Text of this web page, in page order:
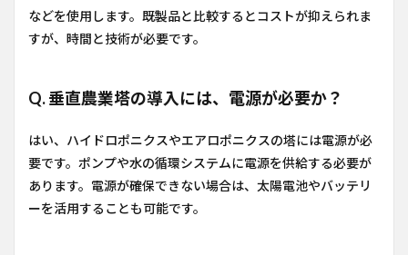
などを使用します。既製品と比較するとコストが抑えられま
すが、時間と技術が必要です。
Q. 垂直農業塔の導入には、電源が必要か？
はい、ハイドロポニクスやエアロポニクスの塔には電源が必
要です。ポンプや水の循環システムに電源を供給する必要が
あります。電源が確保できない場合は、太陽電池やバッテリ
ーを活用することも可能です。